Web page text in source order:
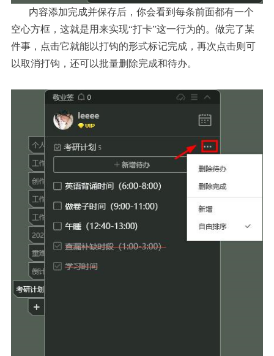
内容添加完成并保存后，你会看到每条前面都有一个
空心方框，这就是用来实现“打卡”这一行为的。做完了某
件事，点击它就能以打钩的形式标记完成，再次点击则可
以取消打钩，还可以批量删除完成和待办。